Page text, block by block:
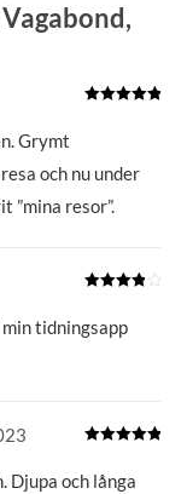
Grymt
och nu under
”mina resor”.
tidningsapp
Djupa och långa